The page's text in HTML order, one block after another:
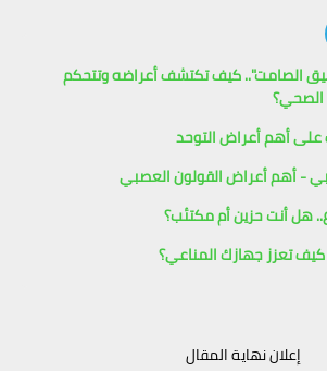
الصامت".. كيف تكتشف أعراضه وتتحكم
على أهم أعراض التوحد
- أهم أعراض القولون العصبي
هل أنت حزين أم مكتئب؟
تعزز جهازك المناعي؟
إعلان نهاية المقال